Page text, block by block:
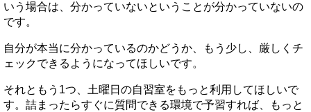
いう場合は、分かっていないということが分かっていないの
です。
自分が本当に分かっているのかどうか、もう少し、厳しくチ
ェックできるようになってほしいです。
それともう1つ、土曜日の自習室をもっと利用してほしいで
す。詰まったらすぐに質問できる環境で予習すれば、もっと